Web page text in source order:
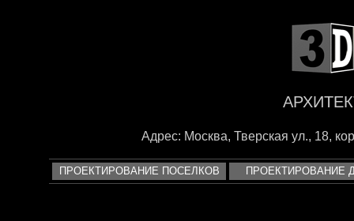
Адрес: Москва, Тверская ул., 18,
ПРОЕКТИРОВАНИЕ ПОСЕЛКОВ ПРОЕКТИРОВАНИЕ